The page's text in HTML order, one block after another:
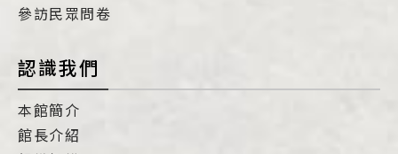
參訪民眾問卷
認識我們
本館簡介
館長介紹